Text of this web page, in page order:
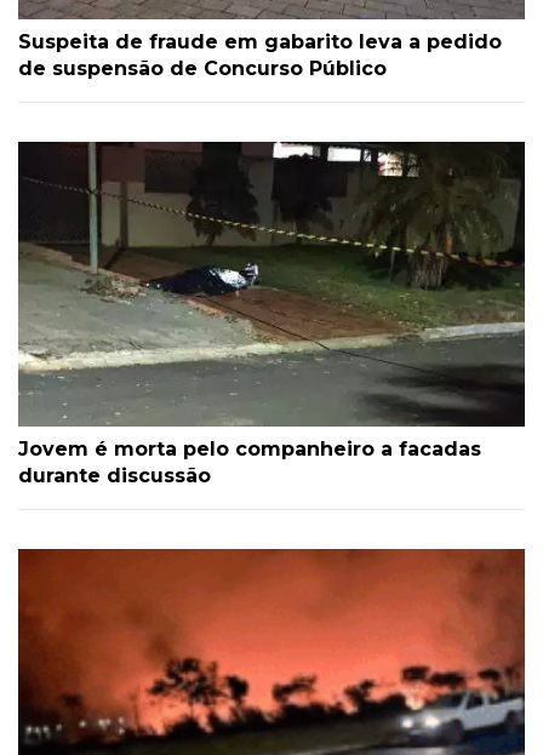
Suspeita de fraude em gabarito leva a pedido
de suspensão de Concurso Público
Jovem é morta pelo companheiro a facadas
durante discussão